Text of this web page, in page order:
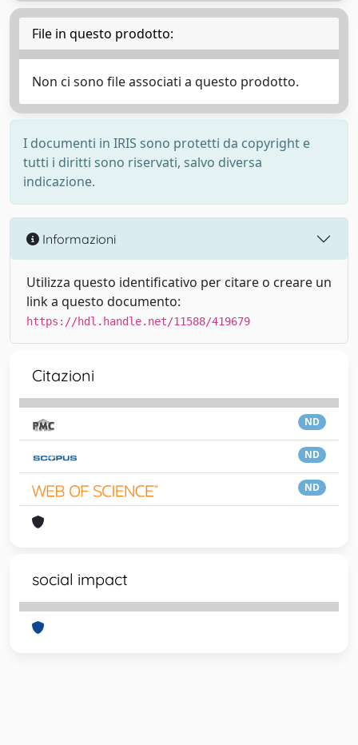
File in questo prodotto:
Non ci sono file associati a questo prodotto.
I documenti in IRIS sono protetti da copyright e
tutti i diritti sono riservati, salvo diversa
indicazione.
Informazioni
Utilizza questo identificativo per citare o creare un
link a questo documento:
https://hdl.handle.net/11588/419679
Citazioni
ND
ND
ND
social impact